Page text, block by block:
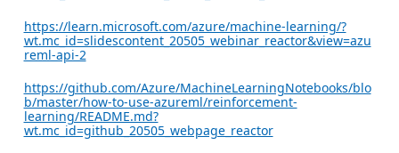
https://learn.microsoft.com/azure/machine-learning/?
wt.mc_id=slidescontent_20505_webinar_reactor&view=azu
reml-api-2
https://github.com/Azure/MachineLearningNotebooks/blo
b/master/how-to-use-azureml/reinforcement-
learning/README.md?
wt.mc_id=github_20505_webpage_reactor